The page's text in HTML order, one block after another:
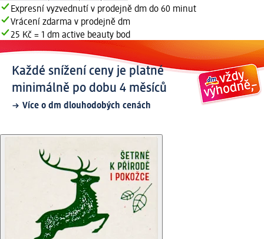
Expresní vyzvednutí v prodejně dm do 60 minut
Vrácení zdarma v prodejně dm
25 Kč = 1 dm active beauty bod
Každé snížení ceny je platné
minimálně po dobu 4 měsíců
Více o dm dlouhodobých cenách